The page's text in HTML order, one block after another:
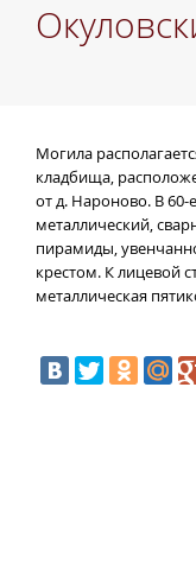
Могила
кладбища,
от д. Нароново. В
металлический,
пирамиды,
крестом. К лицевой
металлическая